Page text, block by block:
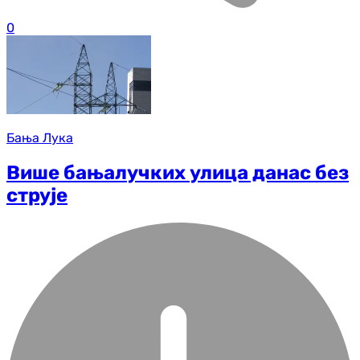
0
Бања Лука
Више бањалучких улица данас без
струје